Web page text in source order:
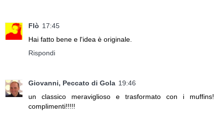
Flò 17:45
Hai fatto bene e l'idea è originale.
Rispondi
Giovanni, Peccato di Gola 19:46
un classico meraviglioso e trasformato con i muffins!
complimenti!!!!!